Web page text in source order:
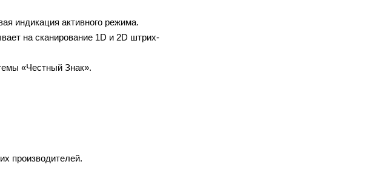
индикация активного режима.
на сканирование 1D и 2D штрих-
«Честный Знак».
производителей.